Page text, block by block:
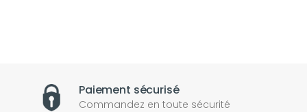
Paiement sécurisé
Commandez en toute sécurité